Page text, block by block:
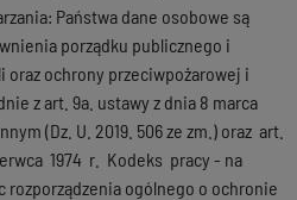
Państwa dane osobowe są
porządku publicznego i
oraz ochrony przeciwpożarowej i
z art. 9a. ustawy z dnia 8 marca
(Dz. U. 2019. 506 ze zm.) oraz art.
1974 r. Kodeks pracy - na
rozporządzenia ogólnego o ochronie